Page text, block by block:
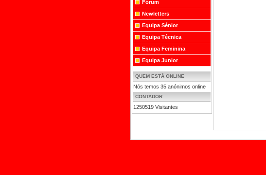
Fórum
Newletters
Equipa Sénior
Equipa Técnica
Equipa Feminina
Equipa Junior
QUEM ESTÁ ONLINE
Nós temos 35 anónimos online
CONTADOR
1250519 Visitantes